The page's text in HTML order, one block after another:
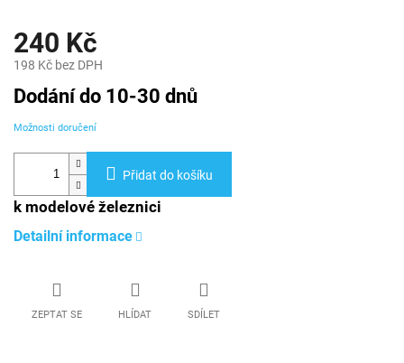
240 Kč
198 Kč bez DPH
Měrná
cena:
Dodání do 10-30 dnů
Možnosti doručení
Přidat do košíku
k modelové železnici
Detailní informace
ZEPTAT SE HLÍDAT SDÍLET